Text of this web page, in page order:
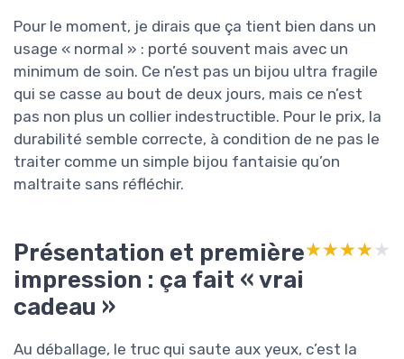
Pour le moment, je dirais que ça tient bien dans un
usage « normal » : porté souvent mais avec un
minimum de soin. Ce n’est pas un bijou ultra fragile
qui se casse au bout de deux jours, mais ce n’est
pas non plus un collier indestructible. Pour le prix, la
durabilité semble correcte, à condition de ne pas le
traiter comme un simple bijou fantaisie qu’on
maltraite sans réfléchir.
Présentation et première
impression : ça fait « vrai
cadeau »
★★★★★
★★★★★
Au déballage, le truc qui saute aux yeux, c’est la